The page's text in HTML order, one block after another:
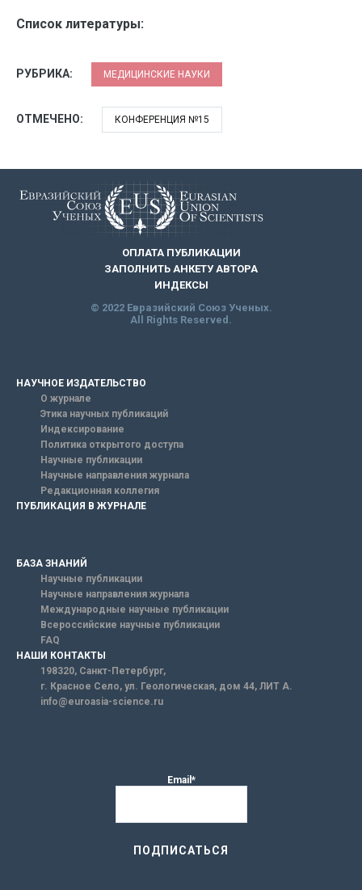
Список литературы:
РУБРИКА: МЕДИЦИНСКИЕ НАУКИ
ОТМЕЧЕНО: КОНФЕРЕНЦИЯ №15
ОПЛАТА ПУБЛИКАЦИИ
ЗАПОЛНИТЬ АНКЕТУ АВТОРА
ИНДЕКСЫ
© 2022 Евразийский Союз Ученых.
All Rights Reserved.
НАУЧНОЕ ИЗДАТЕЛЬСТВО
О журнале
Этика научных публикаций
Индексирование
Политика открытого доступа
Научные публикации
Научные направления журнала
Редакционная коллегия
ПУБЛИКАЦИЯ В ЖУРНАЛЕ
БАЗА ЗНАНИЙ
Научные публикации
Научные направления журнала
Международные научные публикации
Всероссийские научные публикации
FAQ
НАШИ КОНТАКТЫ
198320, Санкт-Петербург,
г. Красное Село, ул. Геологическая, дом 44, ЛИТ А.
info@euroasia-science.ru
Email*